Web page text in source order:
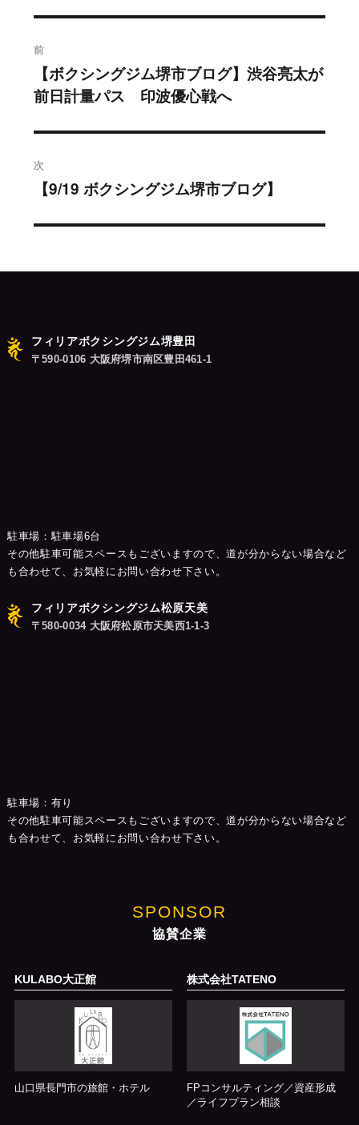
稿
ナ
ビ
ゲ
ー
ョ
前
過
去
稿:
【ボクシングジム堺市ブログ】渋谷亮太が
前日計量パス 印波優心戦へ
次
次【9/19 ボクシングジム堺市ブログ】
フィリアボクシングジム堺豊田
〒590-0106 大阪府堺市南区豊田461-1
駐車場：駐車場6台
その他駐車可能スペースもございますので、道が分からない場合など
も合わせて、お気軽にお問い合わせ下さい。
フィリアボクシングジム松原天美
〒580-0034 大阪府松原市天美西1-1-3
駐車場：有り
その他駐車可能スペースもございますので、道が分からない場合など
も合わせて、お気軽にお問い合わせ下さい。
SPONSOR
協賛企業
KULABO大正館
山口県長門市の旅館・ホテル
株式会社TATENO
FPコンサルティング／資産形成
／ライフプラン相談